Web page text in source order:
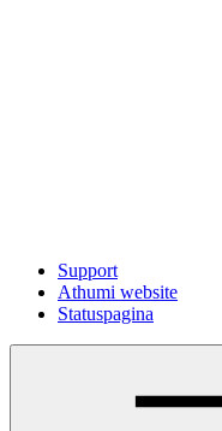
Support
Athumi website
Statuspagina